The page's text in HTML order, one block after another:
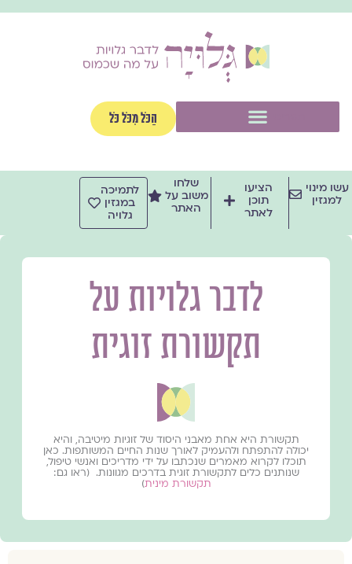
הַכֹּל מִכֹּל כֹּל
עשו מינוי
למגזין
הציעו
תוכן
לאתר
שלחו
משוב על
האתר
לתמיכה
במגזין
גלויה
לדבר גלויות על
תקשורת זוגית
תקשורת היא אחת מאבני היסוד של זוגיות מיטיבה, והיא
יכולה להתפתח ולהעמיק לאורך שנות החיים המשותפות. כאן
תוכלו לקרוא מאמרים שנכתבו על ידי מדריכים ואנשי טיפול,
שנותנים כלים לתקשורת זוגית בדרכים מגוונות. (ראו גם:
תקשורת מינית)